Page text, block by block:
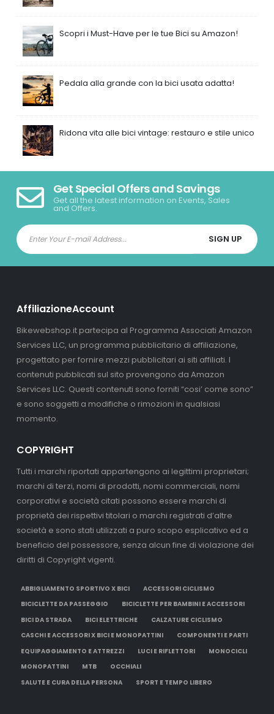
Scopri i Must-Have per le tue Bici su Amazon!
Pedala alla grande con la bici usata adatta!
Ridona vita alle bici vintage: restauro e stile unico
Get Special Offers and Savings
Get all the latest information on Events, Sales
and Offers.
AffiliazioneAccount
Bikewebshop.it partecipa al Programma Associati Amazon
Services LLC, un programma pubblicitario di affiliazione,
progettato per fornire mezzi pubblicitari ai siti affiliati. I
contenuti pubblicati sul sito provengono da Amazon
Services LLC. Questi contenuti sono forniti “cosi’ come sono”
e sono soggetti a modifiche o rimozioni in qualsiasi
momento.
COPYRIGHT
Tutti i marchi riportati appartengono ai legittimi proprietari;
marchi di terzi, nomi di prodotti, nomi commerciali, nomi
corporativi e società citati possono essere marchi di
proprietà dei rispettivi titolari o marchi registrati d’altre
società e sono stati utilizzati a puro scopo esplicativo ed a
beneficio del possessore, senza alcun fine di violazione dei
diritti di Copyright vigenti.
ABBIGLIAMENTO SPORTIVO X BICI
ACCESSORI CICLISMO
BICICLETTE DA PASSEGGIO
BICICLETTE PER BAMBINI E ACCESSORI
BICI DA STRADA
BICI ELETTRICHE
CALZATURE CICLISMO
CASCHI E ACCESSORI X BICI E MONOPATTINI
COMPONENTI E PARTI
EQUIPAGGIAMENTO E ATTREZZI
LUCI E RIFLETTORI
MONOCICLI
MONOPATTINI
MTB
OCCHIALI
SALUTE E CURA DELLA PERSONA
SPORT E TEMPO LIBERO